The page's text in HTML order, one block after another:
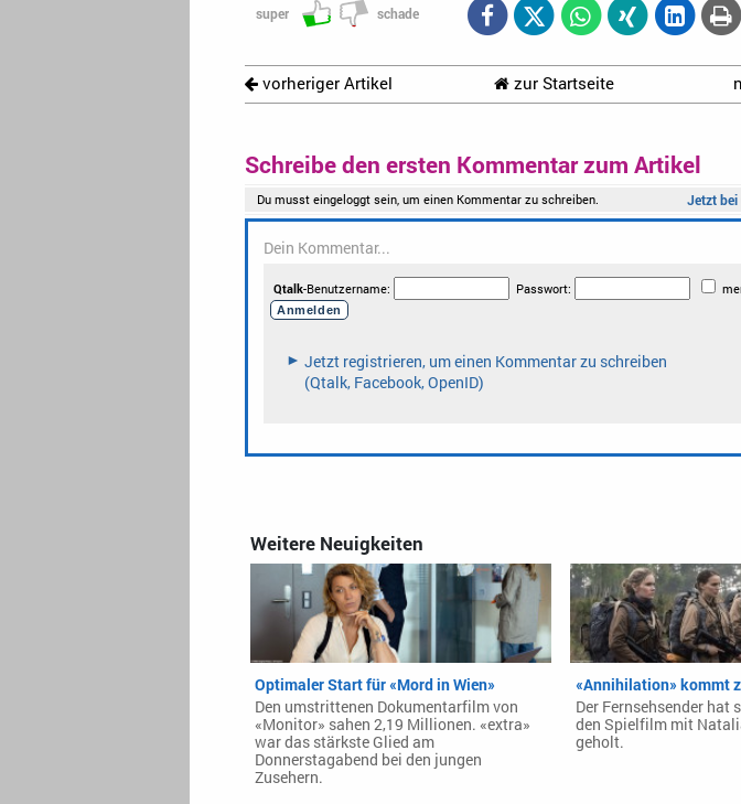
super schade
vorheriger Artikel zur Startseite
Schreibe den ersten Kommentar zum Artikel
Weitere Neuigkeiten
Optimaler Start für «Mord in Wien»
Den umstrittenen Dokumentarfilm von
«Monitor» sahen 2,19 Millionen. «extra»
war das stärkste Glied am
Donnerstagabend bei den jungen
Zusehern.
«Annihilation» kommt
Der Fernsehsender hat
den Spielfilm mit
geholt.